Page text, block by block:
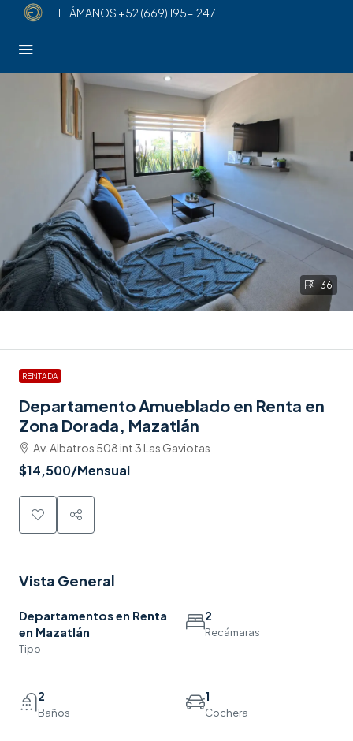
LLÁMANOS +52 (669) 195-1247
36
RENTADA
Departamento Amueblado en Renta en
Zona Dorada, Mazatlán
Av. Albatros 508 int 3 Las Gaviotas
$14,500/Mensual
Vista General
Departamentos en Renta
en Mazatlán
Tipo
2
Recámaras
2
Baños
1
Cochera